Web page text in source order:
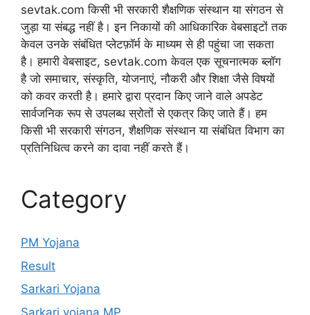
sevtak.com किसी भी सरकारी शैक्षणिक संस्थान या संगठन से
जुड़ा या संबद्ध नहीं है। इन निकायों की आधिकारिक वेबसाइटों तक
केवल उनके संबंधित प्लेटफ़ॉर्म के माध्यम से ही पहुंचा जा सकता
है। हमारी वेबसाइट, sevtak.com केवल एक सूचनात्मक ब्लॉग
है जो समाचार, संस्कृति, योजनाएं, नौकरी और शिक्षा जैसे विषयों
को कवर करती है। हमारे द्वारा प्रदान किए जाने वाले अपडेट
सार्वजनिक रूप से उपलब्ध स्रोतों से एकत्र किए जाते हैं। हम
किसी भी सरकारी संगठन, शैक्षणिक संस्थान या संबंधित विभाग का
प्रतिनिधित्व करने का दावा नहीं करते हैं।
Category
PM Yojana
Result
Sarkari Yojana
Sarkari yojana MP